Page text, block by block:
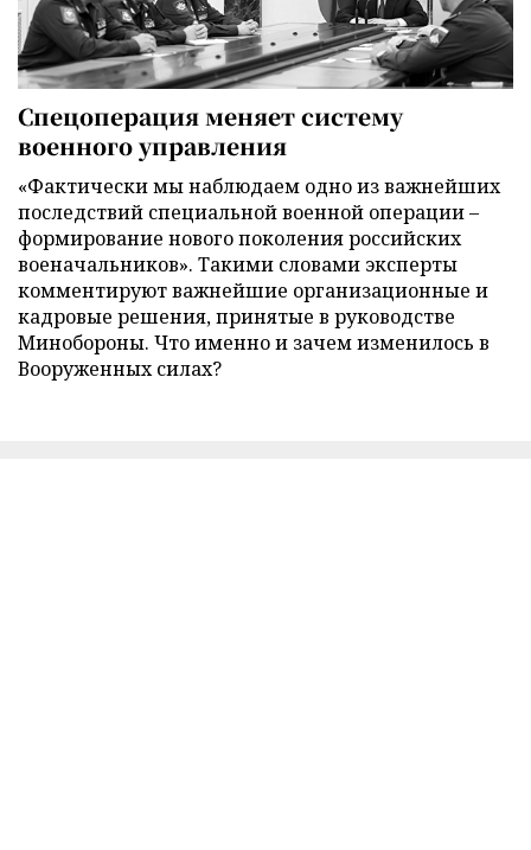
Спецоперация меняет систему
военного управления
«Фактически мы наблюдаем одно из важнейших
последствий специальной военной операции –
формирование нового поколения российских
военачальников». Такими словами эксперты
комментируют важнейшие организационные и
кадровые решения, принятые в руководстве
Минобороны. Что именно и зачем изменилось в
Вооруженных силах?